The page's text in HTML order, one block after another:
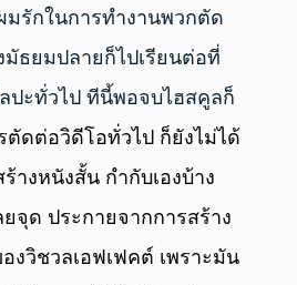
มรักในการทํางานพวกตัด
ธยมปลายก็ไปเรียนต่อที่
ปะทั่วไป ทีนี้พอจบไฮสคูลก็
ตัดต่อวิดีโอทั่วไป ก็ยังไม่ได้
างหนังสั้น กํากับเองบ้าง
จุด ประกายจากการสร้าง
งวิชวลเอฟเฟคต์ เพราะมัน